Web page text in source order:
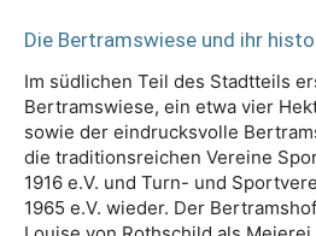
Die Bertramswiese und ihr
Im südlichen Teil des Stadtteils
Bertramswiese, ein etwa vier
sowie der eindrucksvolle
die traditionsreichen Vereine
1916 e.V. und Turn- und
1965 e.V. wieder. Der